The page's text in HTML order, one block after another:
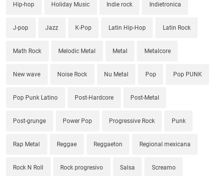
Hip-hop Holiday Music Indie rock Indietronica
J-pop Jazz K-Pop Latin Hip-Hop Latin Rock
Math Rock Melodic Metal Metal Metalcore
New wave Noise Rock Nu Metal Pop Pop PUNK
Pop Punk Latino Post-Hardcore Post-Metal
Post-grunge Power Pop Progressive Rock Punk
Rap Metal Reggae Reggaeton Regional mexicana
Rock N Roll Rock progresivo Salsa Screamo